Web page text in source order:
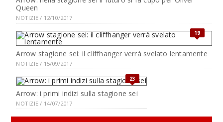
Queen
NOTIZIE / 12/10/2017
19
Arrow stagione sei: il cliffhanger verrà svelato lentamente
NOTIZIE / 15/09/2017
23
Arrow: i primi indizi sulla stagione sei
NOTIZIE / 14/07/2017